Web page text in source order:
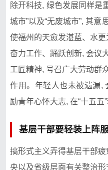
除开科技, 绿色发展⁠同样是
城市”以及“无废城市”, 其意⁠
使福州的‍天愈发湛蓝、水
奋力工作、踊跃⁠创新,‌ 会‍议
工匠精神, 号‌召‍广大劳动群
作用。年轻人也未被遗漏,
励青年心怀大志, 在“十五五
基层干部要轻装上阵
搞形式主义弄得‌基​层干部
央以及​省级层面有‌关整治